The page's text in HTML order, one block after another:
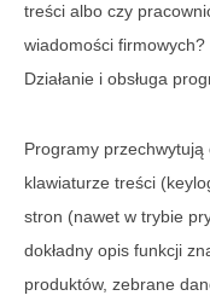
treści albo czy
wiadomości firmowych?
Działanie i obsługa
Programy
klawiaturze treści
stron (nawet w trybie
dokładny opis funkcji
produktów, zebrane